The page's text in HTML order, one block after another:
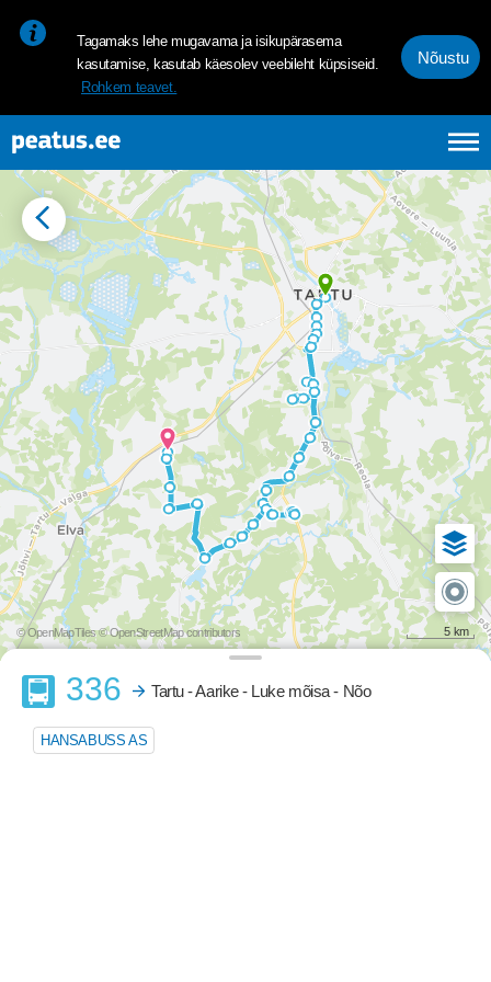
Tagamaks lehe mugavama ja isikupärasema
kasutamise, kasutab käesolev veebileht küpsiseid.
Rohkem teavet.
Nõustu
© OpenMapTiles © OpenStreetMap contributors 5 km
Buss
336 Tartu - Aarike - Luke mõisa - Nõo
HANSABUSS AS